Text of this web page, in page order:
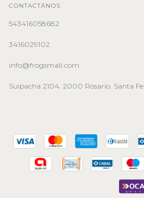
CONTACTÁNOS
543416058682
3416029102
info@frogsmall.com
Suipacha 2104. 2000 Rosario. Santa Fe